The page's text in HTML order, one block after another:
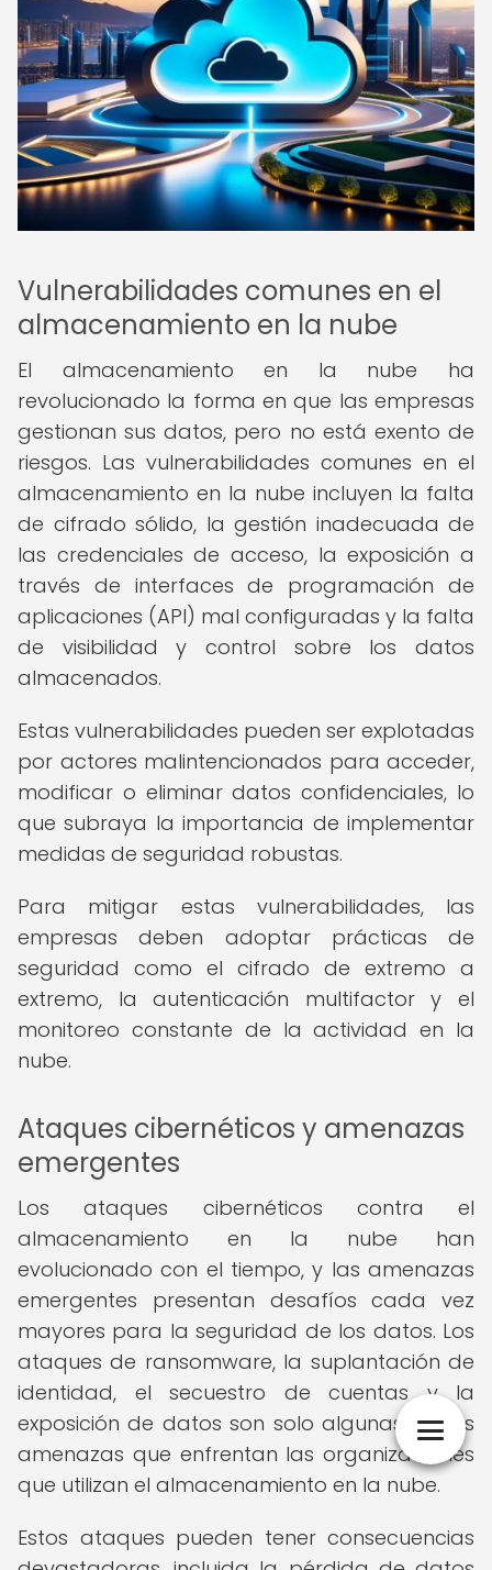
Vulnerabilidades comunes en el
almacenamiento en la nube
El almacenamiento en la nube ha
revolucionado la forma en que las empresas
gestionan sus datos, pero no está exento de
riesgos. Las vulnerabilidades comunes en el
almacenamiento en la nube incluyen la falta
de cifrado sólido, la gestión inadecuada de
las credenciales de acceso, la exposición a
través de interfaces de programación de
aplicaciones (API) mal configuradas y la falta
de visibilidad y control sobre los datos
almacenados.
Estas vulnerabilidades pueden ser explotadas
por actores malintencionados para acceder,
modificar o eliminar datos confidenciales, lo
que subraya la importancia de implementar
medidas de seguridad robustas.
Para mitigar estas vulnerabilidades, las
empresas deben adoptar prácticas de
seguridad como el cifrado de extremo a
extremo, la autenticación multifactor y el
monitoreo constante de la actividad en la
nube.
Ataques cibernéticos y amenazas
emergentes
Los ataques cibernéticos contra el
almacenamiento en la nube han
evolucionado con el tiempo, y las amenazas
emergentes presentan desafíos cada vez
mayores para la seguridad de los datos. Los
ataques de ransomware, la suplantación de
identidad, el secuestro de cuentas y la
exposición de datos son solo algunas de las
amenazas que enfrentan las organizaciones
que utilizan el almacenamiento en la nube.
Estos ataques pueden tener consecuencias